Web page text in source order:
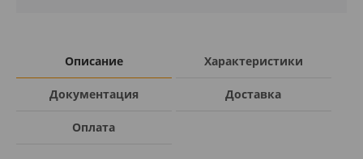
Описание Характеристики
Документация Доставка
Оплата